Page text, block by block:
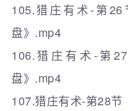
105.猎庄有术-第
盘》.mp4
106.猎庄有术-第
盘》.mp4
107.猎庄有术-第28节